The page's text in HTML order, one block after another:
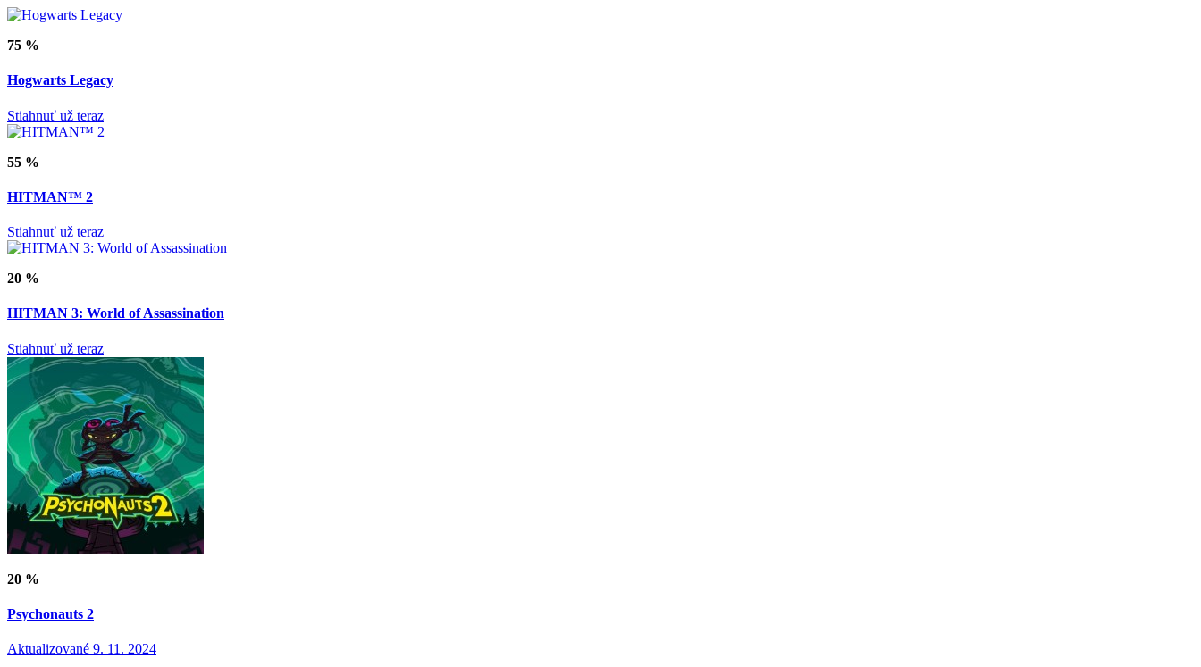
75 %
Hogwarts Legacy
Stiahnuť už teraz
55 %
HITMAN™ 2
Stiahnuť už teraz
20 %
HITMAN 3: World of Assassination
Stiahnuť už teraz
20 %
Psychonauts 2
Aktualizované 9. 11. 2024